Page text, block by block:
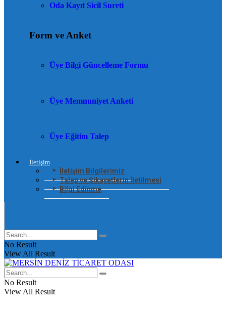
Oda Kayıt Sicil Sureti
Form ve Anket
Üye Bilgi Güncelleme Formu
Üye Memnuniyet Anketi
Üye Eğitim Talep
İletişim
İletişim Bilgilerimiz
Talep ve Şikayetlerin İletilmesi
Bilgi Edinme
No Result
View All Result
No Result
View All Result